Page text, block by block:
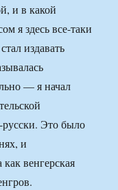
и в какой
я здесь все-таки
издавать
— я начал
русски. Это было
и
венгерская